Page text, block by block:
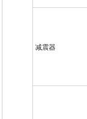
减震器